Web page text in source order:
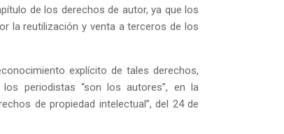
de los derechos de autor, ya que los
la reutilización y venta a terceros de los
explícito de tales derechos,
periodistas “son los autores”, en la
de propiedad intelectual”, del 24 de